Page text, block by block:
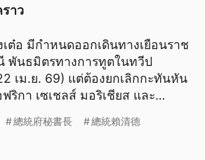
าว
ต๋อ มีกำหนดออกเดินทางเยือนราช
พันธมิตรทางการทูตในทวีป
เม.ย. 69) แต่ต้องยกเลิกกะทันหัน
ริกา เซเชลส์ มอริเชียส และ
總統府秘書長 總統賴清德